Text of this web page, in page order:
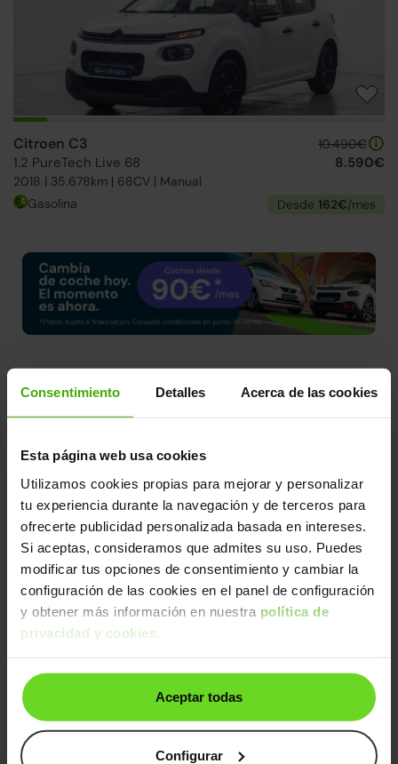
Consentimiento Detalles Acerca de las cookies
Esta página web usa cookies
Utilizamos cookies propias para mejorar y personalizar
tu experiencia durante la navegación y de terceros para
ofrecerte publicidad personalizada basada en intereses.
Si aceptas, consideramos que admites su uso. Puedes
modificar tus opciones de consentimiento y cambiar la
configuración de las cookies en el panel de configuración
y obtener más información en nuestra política de
privacidad y cookies
Aceptar todas
Configurar
Citroen C3
1.2 PureTech Live 68
2018 | 35.678km | 68CV | Manual
10.490€
8.590€
Gasolina Desde 162€/mes
Faros Led
Citroen C4
1.2 PureTech Feel S&S 100
2022 | 96.270km | 100CV | Manual
14.490€
11.190€
Gasolina